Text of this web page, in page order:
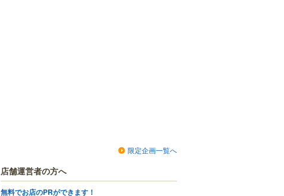
限定企画一覧へ
店舗運営者の方へ
無料でお店のPRができます！